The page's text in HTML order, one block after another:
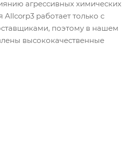
агрессивных химических
работает только с
поэтому в нашем
высококачественные